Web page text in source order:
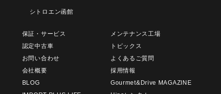
シトロエン函館
保証・サービス
メンテナンス工場
認定中古車
トピックス
お問い合わせ
よくあるご質問
会社概要
採用情報
BLOG
Gourmet&Drive MAGAZINE